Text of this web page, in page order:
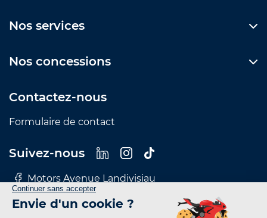
Nos services
Nos concessions
Contactez-nous
Formulaire de contact
Suivez-nous
Motors Avenue Landivisiau
Motors Avenue Le Mans